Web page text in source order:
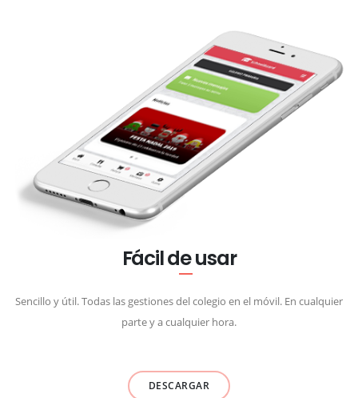
Fácil de usar
Sencillo y útil. Todas las gestiones del colegio en el móvil. En cualquier
parte y a cualquier hora.
DESCARGAR